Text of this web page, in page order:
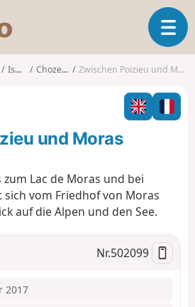
s
o
o
T
o
g
l
n
o
n
Isère Chozeau Zwischen Poizieu und Moras
und Moras
Lac de Moras und bei
vom Friedhof von Moras
auf die Alpen und den See.
Nr.502099
2017